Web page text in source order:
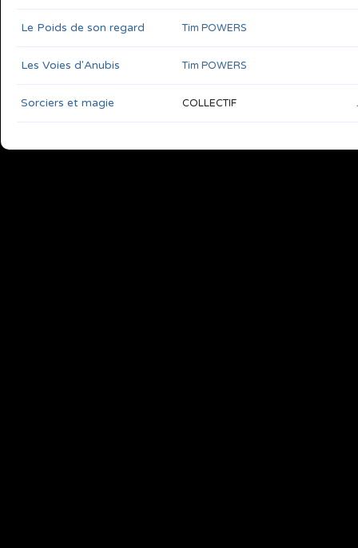
Le Poids de son regard Tim POWERS
Les Voies d'Anubis Tim POWERS
Sorciers et magie COLLECTIF